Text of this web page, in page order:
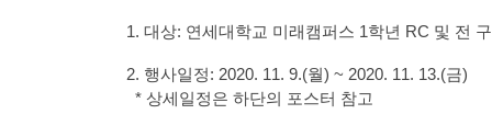
1. 대상: 연세대학교 미래캠퍼스 1학년 RC 및 전
2. 행사일정: 2020. 11. 9.(월) ~ 2020. 11. 13.(금)
* 상세일정은 하단의 포스터 참고